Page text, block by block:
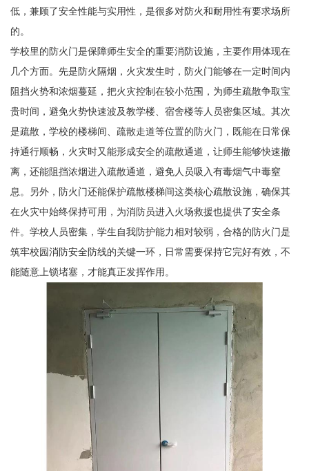
低，兼顾了安全性能与实用性，是很多对防火和耐用性有要求场所
的。
学校里的防火门是保障师生安全的重要消防设施，主要作用体现在
几个方面。先是防火隔烟，火灾发生时，防火门能够在一定时间内
阻挡火势和浓烟蔓延，把火灾控制在较小范围，为师生疏散争取宝
贵时间，避免火势快速波及教学楼、宿舍楼等人员密集区域。其次
是疏散，学校的楼梯间、疏散走道等位置的防火门，既能在日常保
持通行顺畅，火灾时又能形成安全的疏散通道，让师生能够快速撤
离，还能阻挡浓烟进入疏散通道，避免人员吸入有毒烟气中毒窒
息。另外，防火门还能保护疏散楼梯间这类核心疏散设施，确保其
在火灾中始终保持可用，为消防员进入火场救援也提供了安全条
件。学校人员密集，学生自我防护能力相对较弱，合格的防火门是
筑牢校园消防安全防线的关键一环，日常需要保持它完好有效，不
能随意上锁堵塞，才能真正发挥作用。